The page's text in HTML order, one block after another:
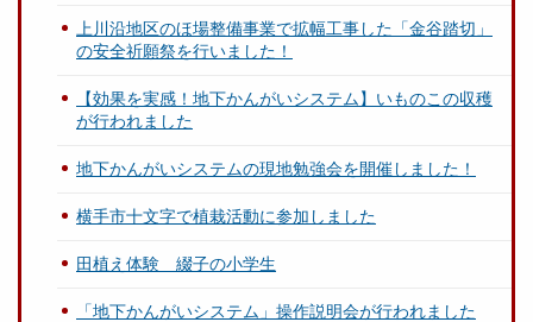
上川沿地区のほ場整備事業で拡幅工事した「金谷踏切」
の安全祈願祭を行いました！
【効果を実感！地下かんがいシステム】いものこの収穫
が行われました
地下かんがいシステムの現地勉強会を開催しました！
横手市十文字で植栽活動に参加しました
田植え体験 綴子の小学生
「地下かんがいシステム」操作説明会が行われました